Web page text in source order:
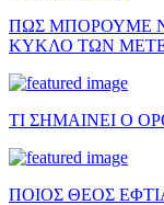
ΠΩΣ ΜΠΟΡΟΥΜΕ
ΚΥΚΛΟ ΤΩΝ
ΤΙ ΣΗΜΑΙΝΕΙ Ο
ΠΟΙΟΣ ΘΕΟΣ